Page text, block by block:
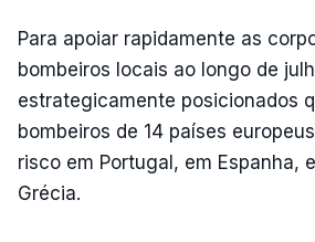
Para apoiar rapidamente as
bombeiros locais ao longo de
estrategicamente posicionados
bombeiros de 14 países
risco em Portugal, em Espanha,
Grécia.